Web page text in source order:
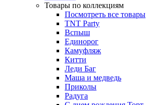
Товары по коллекциям
Посмотреть все товары
TNT Party
Вспыш
Единорог
Камуфляж
Китти
Леди Баг
Маша и медведь
Приколы
Радуга